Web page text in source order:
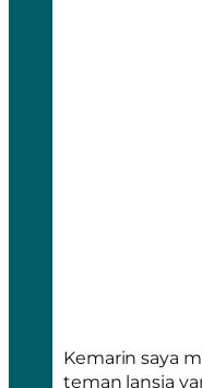
Kemarin saya
teman lansia